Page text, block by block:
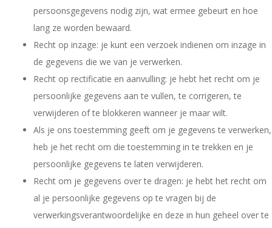
persoonsgegevens nodig zijn, wat ermee gebeurt en hoe
lang ze worden bewaard.
Recht op inzage: je kunt een verzoek indienen om inzage in
de gegevens die we van je verwerken.
Recht op rectificatie en aanvulling: je hebt het recht om je
persoonlijke gegevens aan te vullen, te corrigeren, te
verwijderen of te blokkeren wanneer je maar wilt.
Als je ons toestemming geeft om je gegevens te verwerken,
heb je het recht om die toestemming in te trekken en je
persoonlijke gegevens te laten verwijderen.
Recht om je gegevens over te dragen: je hebt het recht om
al je persoonlijke gegevens op te vragen bij de
verwerkingsverantwoordelijke en deze in hun geheel over te